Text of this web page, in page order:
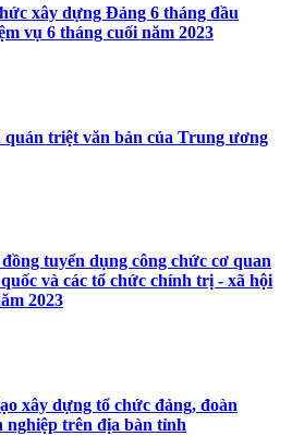
xây dựng Đảng 6 tháng đầu
vụ 6 tháng cuối năm 2023
triệt văn bản của Trung ương
tuyển dụng công chức cơ quan
và các tổ chức chính trị - xã hội
2023
xây dựng tổ chức đảng, đoàn
nghiệp trên địa bàn tỉnh